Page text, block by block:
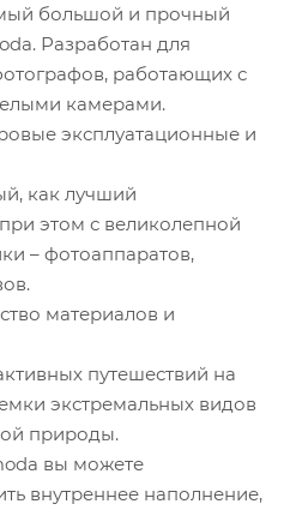
большой и прочный
Разработан для
работающих с
камерами.
эксплуатационные и
как лучший
этом с великолепной
– фотоаппаратов,
материалов и
путешествий на
экстремальных видов
природы.
вы можете
внутреннее наполнение,